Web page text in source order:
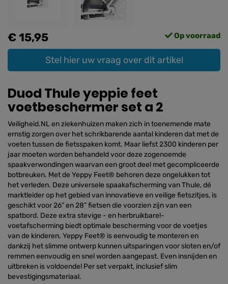
€ 15,95 Op voorraad
Stel hier uw vraag over dit artikel
Duod Thule yeppie feet
voetbeschermer set a 2
Veiligheid.NL en ziekenhuizen maken zich in toenemende mate
ernstig zorgen over het schrikbarende aantal kinderen dat met de
voeten tussen de fietsspaken komt. Maar liefst 2300 kinderen per
jaar moeten worden behandeld voor deze zogenoemde
spaakverwondingen waarvan een groot deel met gecompliceerde
botbreuken. Met de Yeppy Feet® behoren deze ongelukken tot
het verleden. Deze universele spaakafscherming van Thule, dé
marktleider op het gebied van innovatieve en veilige fietszitjes, is
geschikt voor 26” en 28” fietsen die voorzien zijn van een
spatbord. Deze extra stevige - en herbruikbare!-
voetafscherming biedt optimale bescherming voor de voetjes
van de kinderen. Yeppy Feet® is eenvoudig te monteren en
dankzij het slimme ontwerp kunnen uitsparingen voor sloten en/of
remmen eenvoudig en snel worden aangepast. Even insnijden en
uitbreken is voldoende! Per set verpakt, inclusief slim
bevestigingsmateriaal.